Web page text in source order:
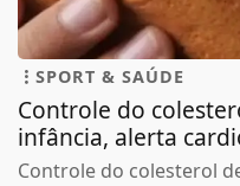
SPORT & SAÚDE
Controle do
infância, alerta
Controle do colesterol